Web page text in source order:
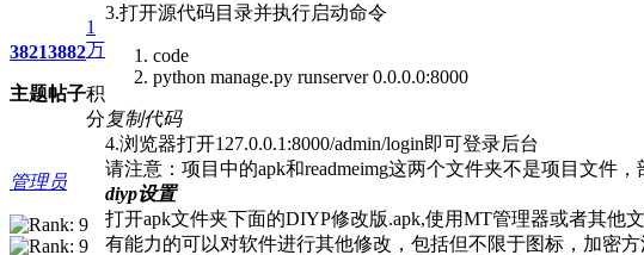
3821
主题
3882
帖子
1
万
积
分
管理员
3.打开源代码目录并执行启动命令
code
python manage.py runserver 0.0.0.0:8000
复制代码
4.浏览器打开127.0.0.1:8000/admin/login即可登录后台
请注意：项目中的apk和readmeimg这两个文件夹不是项目文件，
diyp设置
打开apk文件夹下面的DIYP修改版.apk,使用MT管理器或者其他
有能力的可以对软件进行其他修改，包括但不限于图标，加密方